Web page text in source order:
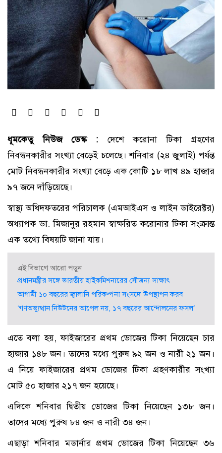
ধূমকেতু নিউজ ডেস্ক : দেশে করোনা টিকা গ্রহণের
নিবন্ধনকারীর সংখ্যা বেড়েই চলেছে। শনিবার (২৪ জুলাই) পর্যন্ত
মোট নিবন্ধনকারীর সংখ্যা বেড়ে এক কোটি ১৮ লাখ ৪৯ হাজার
৯৭ জনে দাঁড়িয়েছে।
স্বাস্থ্য অধিদফতরের পরিচালক (এমআইএস ও লাইন ডাইরেক্টর)
অধ্যাপক ডা. মিজানুর রহমান স্বাক্ষরিত করোনার টিকা সংক্রান্ত
এক তথ্যে বিষয়টি জানা যায়।
এই বিভাগে আরো পড়ুন
প্রধানমন্ত্রীর সঙ্গে ভারতীয় হাইকমিশনারের সৌজন্য সাক্ষাৎ
আগামী ১০ বছরের জ্বালানি পরিকল্পনা সংসদে উপস্থাপন করব
‘গণঅভ্যুত্থান নিউটনের আপেল নয়, ১৭ বছরের আন্দোলনের ফসল’
এতে বলা হয়, ফাইজারের প্রথম ডোজের টিকা নিয়েছেন চার
হাজার ১৪৮ জন। তাদের মধ্যে পুরুষ ৯২ জন ও নারী ২১ জন।
এ নিয়ে ফাইজারের প্রথম ডোজের টিকা গ্রহণকারীর সংখ্যা
মোট ৫০ হাজার ২১৭ জন হয়েছে।
এদিকে শনিবার দ্বিতীয় ডোজের টিকা নিয়েছেন ১৩৮ জন।
তাদের মধ্যে পুরুষ ৮৪ জন ও নারী ৩৪ জন।
এছাড়া শনিবার মডার্নার প্রথম ডোজের টিকা নিয়েছেন ৩৬